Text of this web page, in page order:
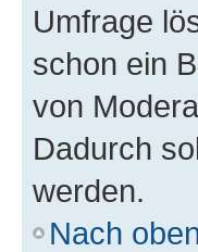
Umfrage
schon ein
von
Dadurch
werden.
Nach